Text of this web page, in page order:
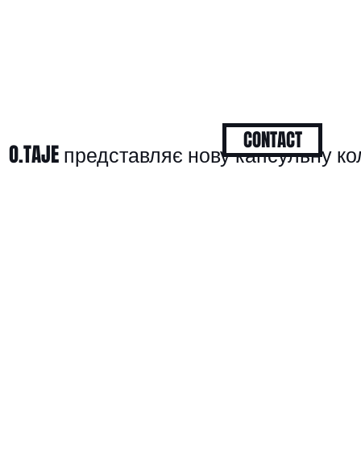
O.TAJE представляє нову капсульну
CONTACT